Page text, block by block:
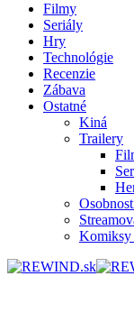
Filmy
Seriály
Hry
Technológie
Recenzie
Zábava
Ostatné
Kiná
Trailery
Komiksy